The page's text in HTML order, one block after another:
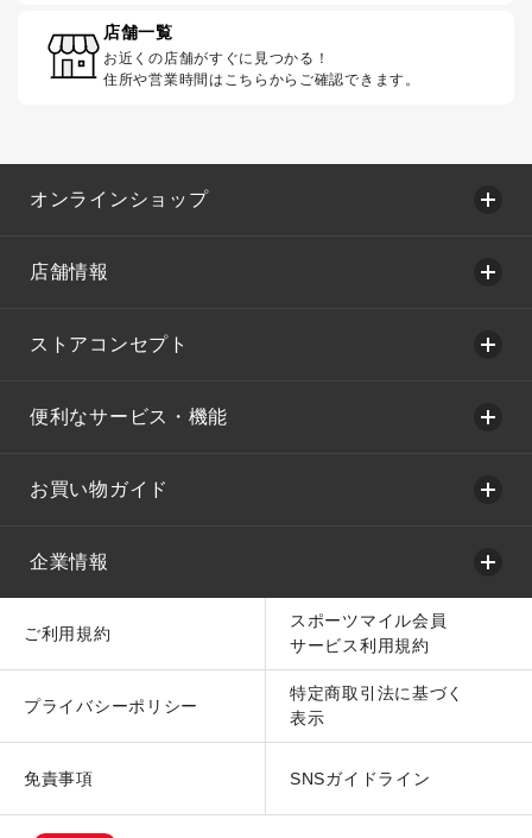
店舗一覧
お近くの店舗がすぐに見つかる！
住所や営業時間はこちらからご確認できます。
オンラインショップ
店舗情報
ストアコンセプト
便利なサービス・機能
お買い物ガイド
企業情報
ご利用規約
スポーツマイル会員
サービス利用規約
プライバシーポリシー
特定商取引法に基づく
表示
免責事項 SNSガイドライン